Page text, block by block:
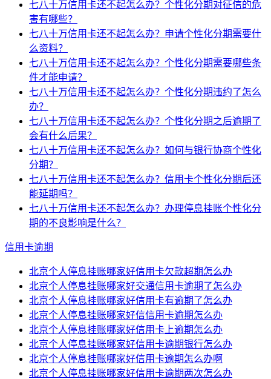
七八十万信用卡还不起怎么办？个性化分期对征信的危
害有哪些？
七八十万信用卡还不起怎么办？申请个性化分期需要什
么资料？
七八十万信用卡还不起怎么办？个性化分期需要哪些条
件才能申请？
七八十万信用卡还不起怎么办？个性化分期违约了怎么
办？
七八十万信用卡还不起怎么办？个性化分期之后逾期了
会有什么后果？
七八十万信用卡还不起怎么办？如何与银行协商个性化
分期？
七八十万信用卡还不起怎么办？信用卡个性化分期后还
能延期吗？
七八十万信用卡还不起怎么办？办理停息挂账个性化分
期的不良影响是什么？
信用卡逾期
北京个人停息挂账哪家好信用卡欠款超期怎么办
北京个人停息挂账哪家好交通信用卡逾期了怎么办
北京个人停息挂账哪家好信用卡有逾期了怎么办
北京个人停息挂账哪家好信信用卡逾期怎么办
北京个人停息挂账哪家好信用卡上逾期怎么办
北京个人停息挂账哪家好信用卡逾期银行怎么办
北京个人停息挂账哪家好信用卡逾期怎么办啊
北京个人停息挂账哪家好信用卡逾期两次怎么办